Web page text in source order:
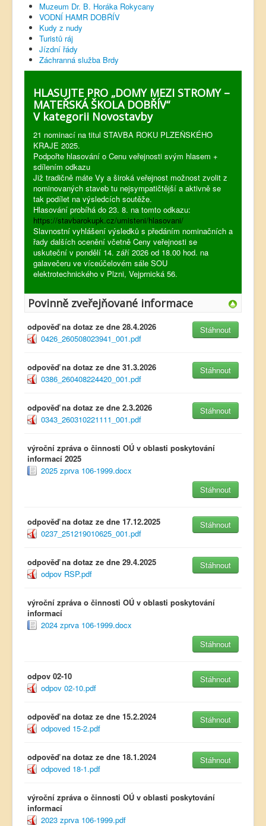
Muzeum Dr. B. Horáka Rokycany
VODNÍ HAMR DOBŘÍV
Kudy z nudy
Turistů ráj
Jízdní řády
Záchranná služba Brdy
HLASUJTE PRO „DOMY MEZI STROMY –
MATEŘSKÁ ŠKOLA DOBŘÍV“
V kategorii Novostavby
21 nominací na titul STAVBA ROKU PLZEŇSKÉHO
KRAJE 2025.
Podpořte hlasování o Cenu veřejnosti svým hlasem +
sdílením odkazu
Již tradičně máte Vy a široká veřejnost možnost zvolit z
nominovaných staveb tu nejsympatičtější a aktivně se
tak podílet na výsledcích soutěže.
Hlasování probíhá do 23. 8. na tomto odkazu:
https://stavbarokupk.cz/umisteni/hlasovani/
Slavnostní vyhlášení výsledků s předáním nominačních a
řady dalších ocenění včetně Ceny veřejnosti se
uskuteční v pondělí 14. září 2026 od 18.00 hod. na
galavečeru ve víceúčelovém sále SOU
elektrotechnického v Plzni, Vejprnická 56.
Povinně zveřejňované informace
odpověď na dotaz ze dne 28.4.2026
0426_260508023941_001.pdf
Stáhnout
odpověď na dotaz ze dne 31.3.2026
0386_260408224420_001.pdf
Stáhnout
odpověď na dotaz ze dne 2.3.2026
0343_260310221111_001.pdf
Stáhnout
výroční zpráva o činnosti OÚ v oblasti poskytování
informací 2025
2025 zprva 106-1999.docx
Stáhnout
odpověď na dotaz ze dne 17.12.2025
0237_251219010625_001.pdf
Stáhnout
odpověď na dotaz ze dne 29.4.2025
odpov RSP.pdf
Stáhnout
výroční zpráva o činnosti OÚ v oblasti poskytování
informací
2024 zprva 106-1999.docx
Stáhnout
odpov 02-10
odpov 02-10.pdf
Stáhnout
odpověď na dotaz ze dne 15.2.2024
odpoved 15-2.pdf
Stáhnout
odpověď na dotaz ze dne 18.1.2024
odpoved 18-1.pdf
Stáhnout
výroční zpráva o činnosti OÚ v oblasti poskytování
informací
2023 zprva 106-1999.pdf